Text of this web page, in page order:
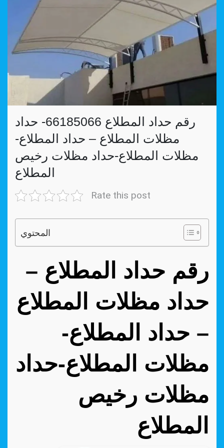
رقم حداد المطلاع 66185066- حداد
مظلات المطلاع – حداد المطلاع-
مظلات المطلاع-حداد مظلات رخيص
المطلاع
Rate this post
المحتوي
رقم حداد المطلاع –
حداد مظلات المطلاع
– حداد المطلاع-
مظلات المطلاع-حداد
مظلات رخيص
المطلاع